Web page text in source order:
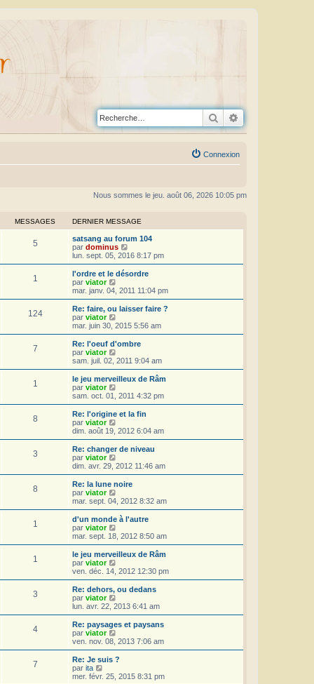
Rechercher
Connexion
Nous sommes le jeu. août 06, 2026 10:05 pm
MESSAGES DERNIER MESSAGE
5
satsang au forum 104
par dominus
o
i
r
e
r
n
i
r
e
s
s
g
e
lun. sept. 05, 2016 8:17 pm
1
l'ordre et le désordre
par viator
o
i
r
e
r
n
i
r
e
s
s
g
e
mar. janv. 04, 2011 11:04 pm
124
Re: faire, ou laisser faire ?
par viator
o
i
r
e
e
r
n
r
e
s
s
g
e
mar. juin 30, 2015 5:56 am
7
Re: l'oeuf d'ombre
par viator
o
i
r
e
r
n
i
r
e
s
s
g
e
sam. juil. 02, 2011 9:04 am
1
le jeu merveilleux de Râm
par viator
o
i
r
e
r
n
i
r
e
s
s
g
e
sam. oct. 01, 2011 4:32 pm
8
Re: l'origine et la fin
par viator
o
i
r
e
r
n
i
e
r
e
s
s
g
e
dim. août 19, 2012 6:04 am
3
Re: changer de niveau
par viator
o
i
r
e
d
e
r
n
i
r
e
s
s
g
e
dim. avr. 29, 2012 11:46 am
8
Re: la lune noire
par viator
o
i
r
e
d
e
r
n
r
e
s
s
g
e
mar. sept. 04, 2012 8:32 am
1
d'un monde à l'autre
par viator
o
i
r
e
r
n
i
r
e
s
s
g
mar. sept. 18, 2012 8:50 am
1
le jeu merveilleux de Râm
par viator
o
i
r
e
r
n
i
r
e
ven. déc. 14, 2012 12:30 pm
3
Re: dehors, ou dedans
par viator
o
i
r
e
e
r
n
lun. avr. 22, 2013 6:41 am
4
Re: paysages et paysans
par viator
o
i
r
e
ven. nov. 08, 2013 7:06 am
7
Re: Je suis ?
par ita
o
mer. févr. 25, 2015 8:31 pm